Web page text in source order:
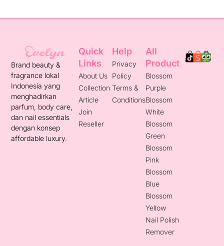
Brand beauty &
fragrance lokal
Indonesia yang
menghadirkan
parfum, body care,
dan nail essentials
dengan konsep
affordable luxury.
Quick
Links
About Us
Collection
Article
Join
Reseller
Help
Privacy
Policy
Terms &
Conditions
All
Product
Blossom
Purple
Blossom
White
Blossom
Green
Blossom
Pink
Blossom
Blue
Blossom
Yellow
Nail Polish
Remover